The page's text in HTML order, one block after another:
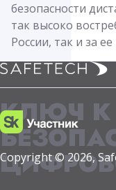
безопасности
так высоко
России, так и за
КЛЮЧ К
Copyright © 2026,